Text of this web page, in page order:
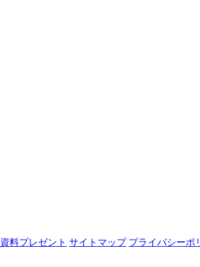
資料プレゼント サイトマップ プライバシーポ